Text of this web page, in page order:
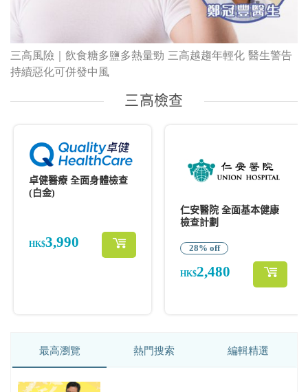
三高風險｜飲食糖多鹽多熱量勁 三高越趨年輕化 醫生警告
持續惡化可併發中風
最高瀏覽 熱門搜索 編輯精選